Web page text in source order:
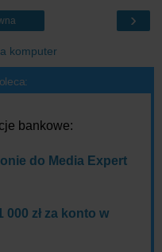
›
komputer
bankowe:
do Media Expert
000 zł za konto w